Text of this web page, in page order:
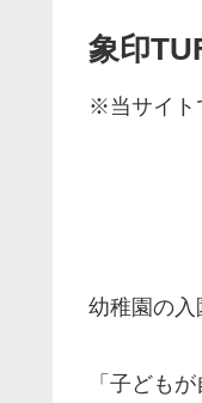
象印
※当サイト
幼稚園の入
「子ども